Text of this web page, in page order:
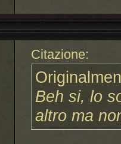
Citazione:
Beh si, lo
altro ma